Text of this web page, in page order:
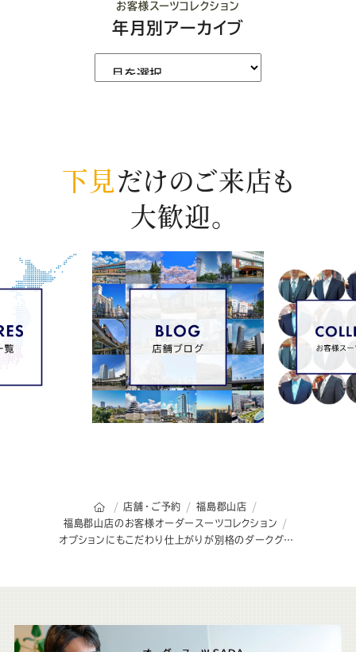
お客様スーツコレクション
年月別アーカイブ
下見だけのご来店も
大歓迎。
オーダースーツSADAのトップページ
店舗・ご予約
福島郡山店
福島郡山店のお客様オーダースーツコレクション
オプションにもこだわり仕上がりが別格のダークグレー スーツの１着
こ